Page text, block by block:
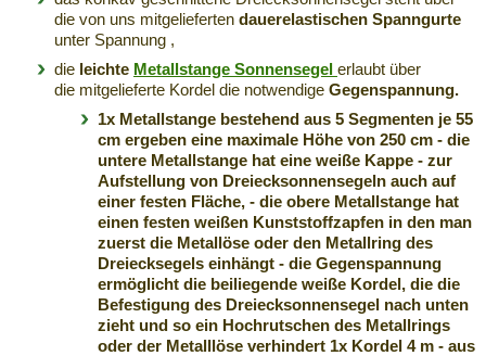
die von uns mitgelieferten dauerelastischen Spanngurte
unter Spannung ,
die leichte Metallstange Sonnensegel erlaubt über
die mitgelieferte Kordel die notwendige Gegenspannung.
1x Metallstange bestehend aus 5 Segmenten je 55
cm ergeben eine maximale Höhe von 250 cm - die
untere Metallstange hat eine weiße Kappe - zur
Aufstellung von Dreiecksonnensegeln auch auf
einer festen Fläche, - die obere Metallstange hat
einen festen weißen Kunststoffzapfen in den man
zuerst die Metallöse oder den Metallring des
Dreiecksegels einhängt - die Gegenspannung
ermöglicht die beiliegende weiße Kordel, die die
Befestigung des Dreiecksonnensegel nach unten
zieht und so ein Hochrutschen des Metallrings
oder der Metalllöse verhindert 1x Kordel 4 m - aus